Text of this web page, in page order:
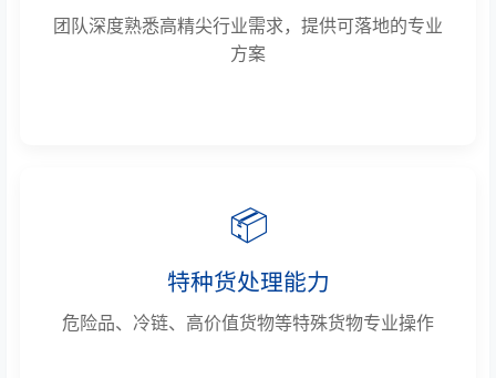
团队深度熟悉高精尖行业需求，提供可落地的专业
方案
📦
特种货处理能力
危险品、冷链、高价值货物等特殊货物专业操作